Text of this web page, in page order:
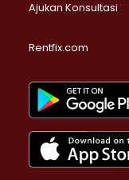
Ajukan Konsultasi
Rentfix.com